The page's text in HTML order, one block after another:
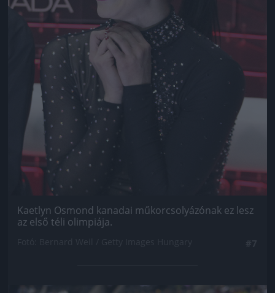
Kaetlyn Osmond kanadai műkorcsolyázónak ez lesz
az első téli olimpiája.